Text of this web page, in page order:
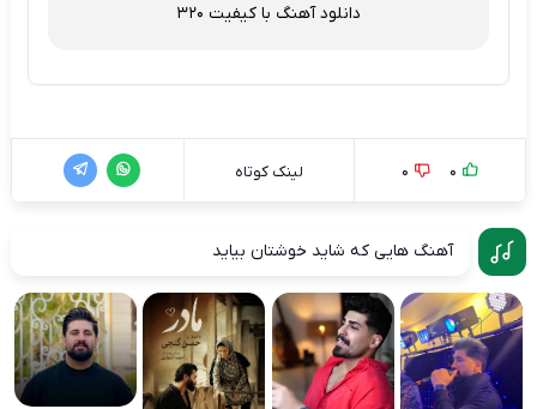
دانلود آهنگ با کیفیت 320
0
0 لینک کوتاه
آهنگ هایی که شاید خوشتان بیاید